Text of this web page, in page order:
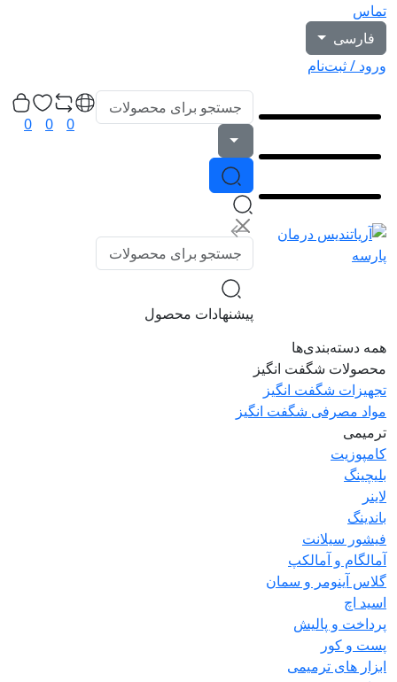
تماس
فارسی
ورود / ثبت‌نام
پیشنهادات محصول
0
0
0
همه دسته‌بندی‌ها
محصولات شگفت انگیز
تجهیزات شگفت انگیز
مواد مصرفی شگفت انگیز
ترمیمی
کامپوزیت
بلیچینگ
لاینر
باندینگ
فیشور سیلانت
آمالگام و آمالکپ
گلاس آینومر و سمان
اسید اچ
پرداخت و پالیش
پست و کور
ابزار های ترمیمی